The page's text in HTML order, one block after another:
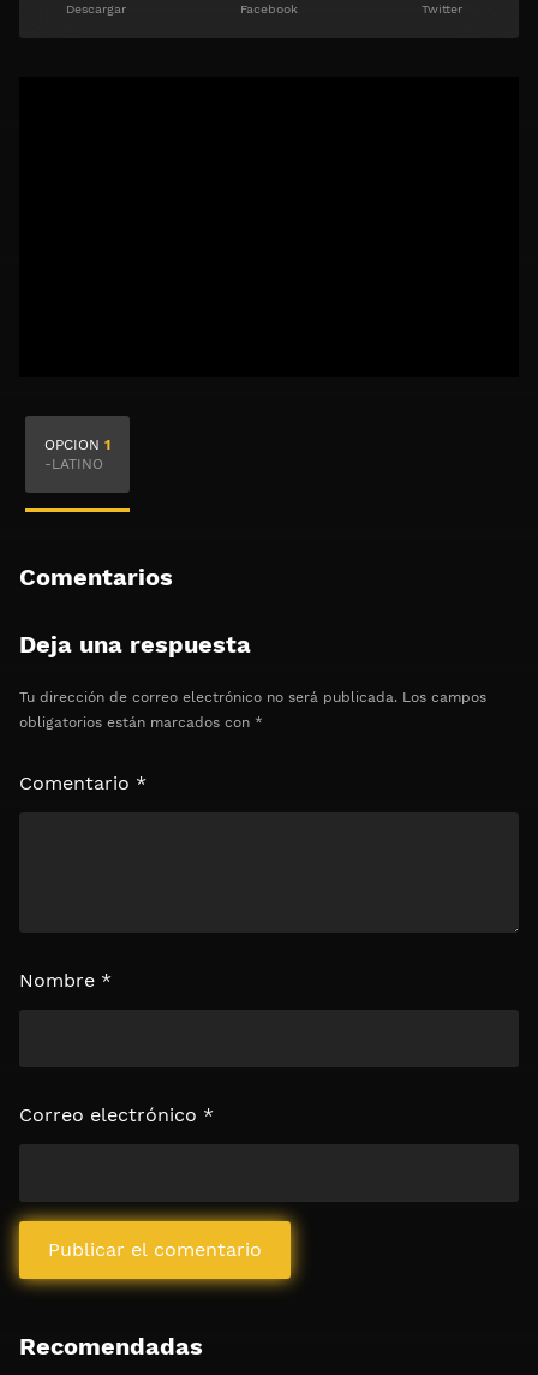
Descargar Facebook Twitter
Haz clic 3 veces en el botón para desbloquear el
⏰ El acceso expira en 1 hora
OPCION 1
-LATINO
Comentarios
Deja una respuesta
Tu dirección de correo electrónico no será publicada. Los campos
obligatorios están marcados con *
Comentario *
Nombre *
Correo electrónico *
Recomendadas